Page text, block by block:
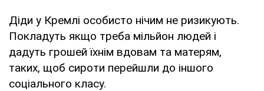
Діди у Кремлі особисто нічим не ризикують.
Покладуть якщо треба мільйон людей і
дадуть грошей їхнім вдовам та матерям,
таких, щоб сироти перейшли до іншого
соціального класу.